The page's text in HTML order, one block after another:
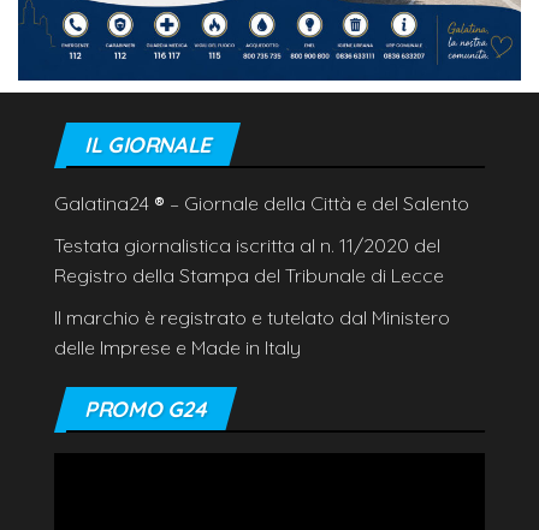
IL GIORNALE
Galatina24 ® – Giornale della Città e del Salento
Testata giornalistica iscritta al n. 11/2020 del
Registro della Stampa del Tribunale di Lecce
Il marchio è registrato e tutelato dal Ministero
delle Imprese e Made in Italy
PROMO G24